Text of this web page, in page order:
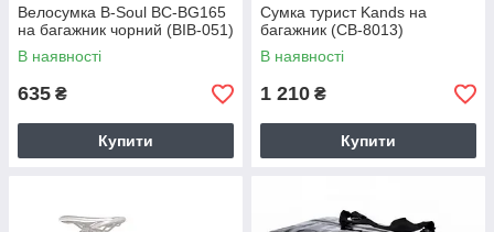
Велосумка B-Soul BC-BG165
на багажник чорний (BIB-051)
В наявності
635 ₴
Купити
Сумка турист Kands на
багажник (CB-8013)
В наявності
1 210 ₴
Купити